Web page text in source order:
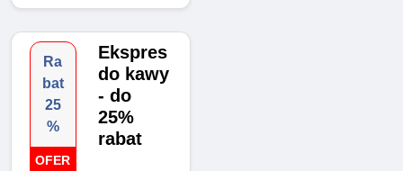
Ra
bat
25
%
OFER
Ekspres
do kawy
- do
25%
rabat